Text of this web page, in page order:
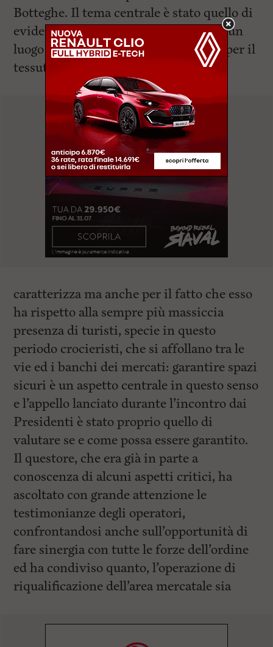
Botteghe. Il tema centrale è stato quello di
evidenziare come l’area mercatale sia un
luogo strategico non solo e non tanto per il
tessuto commerciale che lo
caratterizza ma anche per il fatto che esso
ha rispetto alla sempre più massiccia
presenza di turisti, specie in questo
periodo crocieristi, che si affollano tra le
vie ed i banchi dei mercati: garantire spazi
sicuri è un aspetto centrale in questo senso
e l’appello lanciato durante l’incontro dai
Presidenti è stato proprio quello di
valutare se e come possa essere garantito.
Il questore, che era già in parte a
conoscenza di alcuni aspetti critici, ha
ascoltato con grande attenzione le
testimonianze degli operatori,
confrontandosi anche sull’opportunità di
fare sinergia con tutte le forze dell’ordine
ed ha condiviso quanto, l’operazione di
riqualificazione dell’area mercatale sia